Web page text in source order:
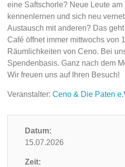
eine Saftschorle? Neue Leute am
kennenlernen und sich neu
Austausch mit anderen? Das
Café öffnet immer mittwochs von
Räumlichkeiten von Ceno. Bei
Spendenbasis. Ganz nach dem
Wir freuen uns auf Ihren Besuch!
Veranstalter: Ceno & Die Paten
Datum:
15.07.2026
Zeit: